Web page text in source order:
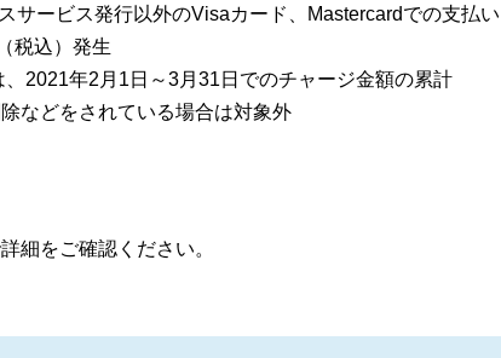
サービス発行以外のVisaカード、Mastercardでの支払い
税込）発生
、2021年2月1日～3月31日でのチャージ金額の累計
などをされている場合は対象外
細をご確認ください。